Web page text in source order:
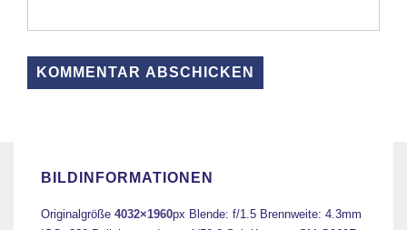
BILDINFORMATIONEN
Originalgröße 4032×1960px Blende: f/1.5 Brennweite: 4.3mm